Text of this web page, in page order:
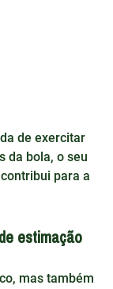
de exercitar
da bola, o seu
para a
estimação
mas também